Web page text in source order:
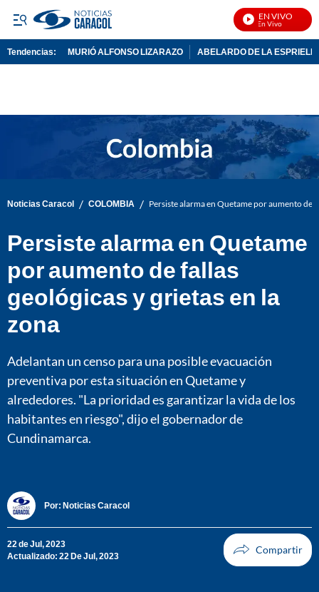
EN VIVO
Tendencias: MURIÓ ALFONSO LIZARAZO ABELARDO DE LA
Noticias Caracol / COLOMBIA / Persiste alarma en Quetame por aumento de
Persiste alarma en Quetame
por aumento de fallas
geológicas y grietas en la
zona
Adelantan un censo para una posible evacuación
preventiva por esta situación en Quetame y
alrededores. "La prioridad es garantizar la vida de los
habitantes en riesgo", dijo el gobernador de
Cundinamarca.
Por: Noticias Caracol
22 de Jul, 2023
Actualizado: 22 De Jul, 2023